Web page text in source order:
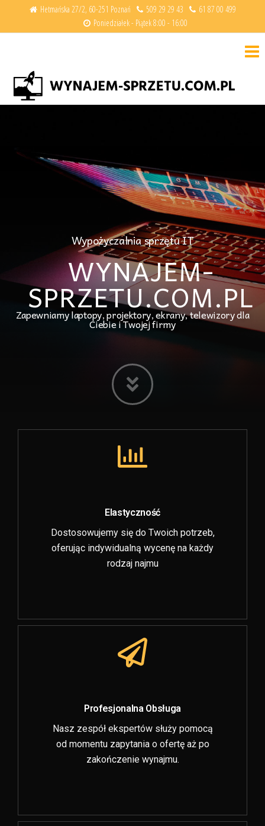
Hetmańska 27/2, 60-251 Poznań 509 29 29 43
61 87 00 499
Poniedziałek - Piątek 8:00 - 16:00
IT
Wypożyczalnia sprzętu IT
WYNAJEM-
SPRZETU.COM.PL
Zapewniamy laptopy, projektory, ekrany, telewizory dla
Ciebie i Twojej firmy
Elastyczność
Dostosowujemy się do Twoich potrzeb,
oferując indywidualną wycenę na każdy
rodzaj najmu
Profesjonalna Obsługa
Nasz zespół ekspertów służy pomocą
od momentu zapytania o ofertę aż po
zakończenie wynajmu.